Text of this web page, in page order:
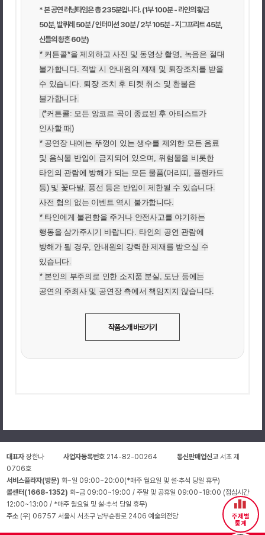
* 본 공연 러닝타임은 총 235분입니다. (1부 100분 - 라인의 황금
50분, 발퀴레 50분 / 인터미션 30분 / 2부 105분 - 지그프리트 45분,
신들의 황혼 60분)
* 커튼콜*을 제외하고 사진 및 동영상 촬영, 녹음은 절대
불가합니다. 적발 시 안내원의 제재 및 퇴장조치를 받을
수 있습니다. 퇴장 조치 후 티켓 취소 및 환불은
불가합니다.
(*커튼콜: 모든 앙코르 곡이 종료된 후 아티스트가
인사할 때)
* 공연장 내에는 뚜껑이 있는 생수를 제외한 모든 음료
및 음식물 반입이 금지되어 있으며, 위험물을 비롯한
타인의 관람에 방해가 되는 모든 물품(머리띠, 플랜카드
등) 및 꽃다발, 풍선 등은 반입이 제한될 수 있습니다.
사전 협의 없는 이벤트 역시 불가합니다.
* 타인에게 불편함을 주거나 안전사고를 야기하는
행동을 삼가주시기 바랍니다. 타인의 공연 관람에
방해가 될 경우, 안내원의 강력한 제재를 받으실 수
있습니다.
* 본인의 부주의로 인한 소지품 분실, 도난 등에는
공연의 주최사 및 공연장 측에서 책임지지 않습니다.
작품소개 바로가기
주제별
통계
대표자장한나 사업자등록번호 214-82-00264 통신판매업신고서초 제
0706호
서비스플라자(방문)화~일 09:00~20:00(*매주 월요일 및 설·추석 당일 휴무)
콜센터(1668-1352)화-금 09:00~19:00 / 주말 및 공휴일 09:00~18:00 (점심시간
12:00~13:00 / *매주 월요일 및 설·추석 당일 휴무)
주소 (우) 06757 서울시 서초구 남부순환로 2406 예술의전당